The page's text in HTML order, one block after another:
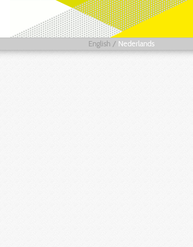
English / Nederlands